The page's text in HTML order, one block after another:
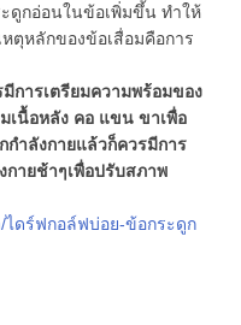
ดูกอ่อนในข้อเพิ่มขึ้น ทำให้
ตุหลักของข้อเสื่อมคือการ
การเตรียมความพร้อมของ
เนื้อหลัง คอ แขน ขาเพื่อ
กำลังกายแล้วก็ควรมีการ
กายช้าๆเพื่อปรับสภาพ
ไดร์ฟกอล์ฟบ่อย-ข้อกระดูก